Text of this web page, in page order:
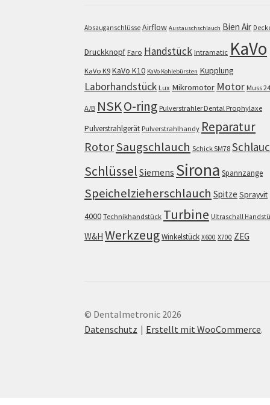
Absauganschlüsse Airflow Austauschschlauch Bien Air
Druckknopf Faro Handstück Intramatic KaVo
KaVo K9 KaVo K10 KaVo Kohlebürsten Kupplung
Laborhandstück Lux Mikromotor Motor Muss
A/B NSKO-ring Pulverstrahler Dental Prophylaxe
Pulverstrahlgerät Pulverstrahlhandy Reparatur
RotorSaugschlauch Schick SM78
Schlüssel Siemens Sirona Spannzange
Speichelzieherschlauch Spitze Sprayvit
4000 Technikhandstück Turbine Ultraschall
W&H WerkzeugWinkelstück X600 X700 ZEG
© Dentalmetronic 2026
Datenschutz
Erstellt mit WooCommerce.